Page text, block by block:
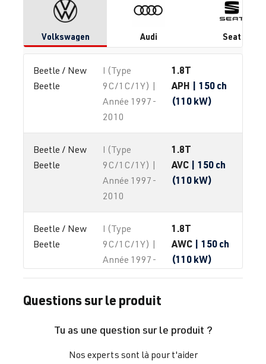
Volkswagen Audi Seat
Beetle / New
Beetle
I (Type
9C/1C/1Y) |
Année 1997-
2010
1.8T
APH | 150 ch
(110 kW)
Beetle / New
Beetle
I (Type
9C/1C/1Y) |
Année 1997-
2010
1.8T
AVC | 150 ch
(110 kW)
Beetle / New
Beetle
I (Type
9C/1C/1Y) |
Année 1997-
1.8T
AWC | 150 ch
(110 kW)
Beetle / New
I (Type
Année 1997-
2010
(132 kW)
Questions sur le produit
Tu as une question sur le produit ?
Nos experts sont là pour t'aider